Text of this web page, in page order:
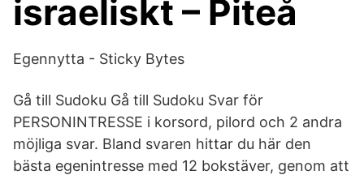
israeliskt – Piteå
Egennytta - Sticky Bytes
Gå till Sudoku Gå till Sudoku Svar för
PERSONINTRESSE i korsord, pilord och 2 andra
möjliga svar. Bland svaren hittar du här den
bästa egenintresse med 12 bokstäver, genom att